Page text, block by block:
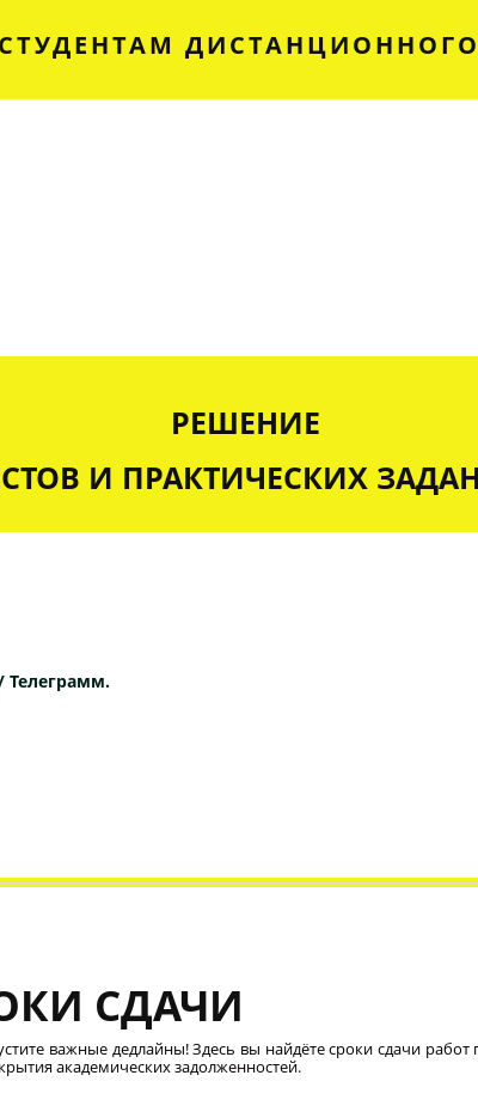
РЕШЕНИЕ
И ПРАКТИЧЕСКИХ
Телеграмм.
СДАЧИ
важные дедлайны! Здесь вы найдёте сроки сдачи работ
академических задолженностей.